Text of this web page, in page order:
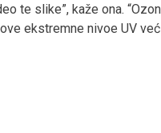
te slike”, kaže ona.
ekstremne nivoe UV